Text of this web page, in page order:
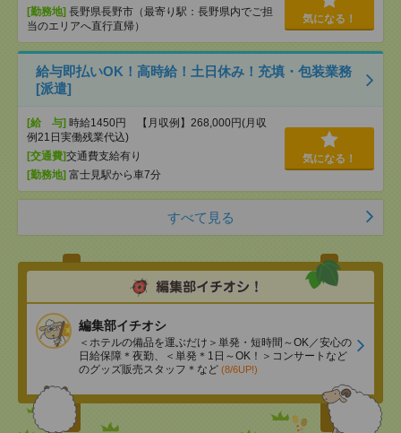
[勤務地] 長野県長野市（最寄り駅：長野県内でご担
当のエリアへ直行直帰）
気になる！
給与即払いOK！高時給！土日休み！充填・包装業務
[派遣]
[給 与] 時給1450円 【月収例】268,000円(月収
例21日実働残業代込)
[交通費]交通費支給有り
[勤務地] 富士見駅から車7分
気になる！
すべて見る
編集部イチオシ
＜ホテルの備品を運ぶだけ＞単発・短時間～OK／安心の
日給保障＊夜勤、＜単発＊1日～OK！＞コンサートなど
のグッズ販売スタッフ＊など (8/6UP!)